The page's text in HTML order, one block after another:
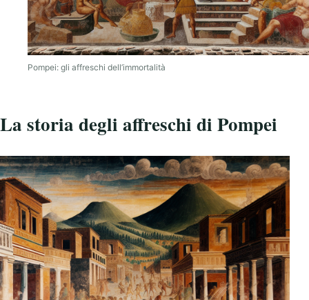
Pompei: gli affreschi dell’immortalità
La storia degli affreschi di Pompei